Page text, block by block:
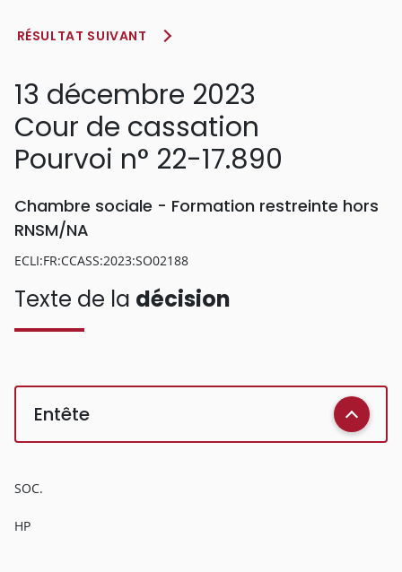
RÉSULTAT SUIVANT
13 décembre 2023
Cour de cassation
Pourvoi n° 22-17.890
Chambre sociale - Formation restreinte hors
RNSM/NA
ECLI:FR:CCASS:2023:SO02188
Texte de la décision
Entête
SOC.
HP